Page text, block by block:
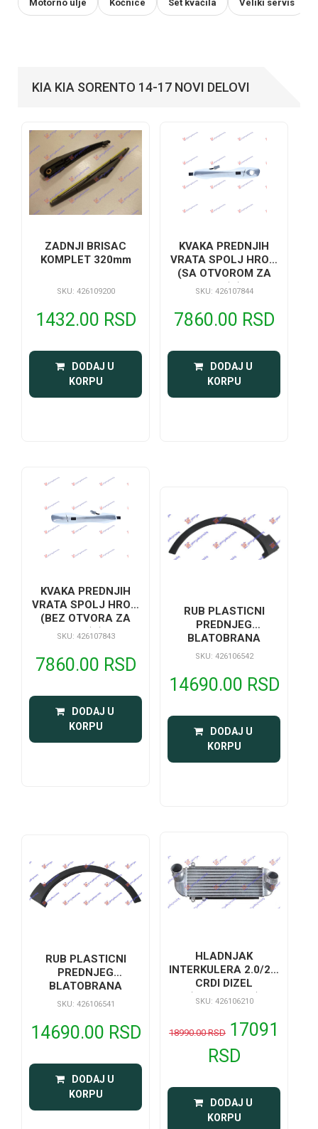
Motorno ulje Kočnice Set kvačila Veliki servis
KIA KIA SORENTO 14-17 NOVI DELOVI
ZADNJI BRISAC
KOMPLET 320mm
SKU: 426109200
1432.00 RSD
DODAJ U
KORPU
KVAKA PREDNJIH
VRATA SPOLJ HROM
(SA OTVOROM ZA
KLJUC) (SA
SKU: 426107844
7860.00 RSD
DODAJ U
KORPU
KVAKA PREDNJIH
VRATA SPOLJ HROM
(BEZ OTVORA ZA
KLJUC) (SA
SKU: 426107843
7860.00 RSD
DODAJ U
KORPU
RUB PLASTICNI
PREDNJEG
BLATOBRANA
SKU: 426106542
14690.00 RSD
DODAJ U
KORPU
RUB PLASTICNI
PREDNJEG
BLATOBRANA
SKU: 426106541
14690.00 RSD
DODAJ U
KORPU
HLADNJAK
INTERKULERA 2.0/2.2
CRDI DIZEL
(410x148x90)
SKU: 426106210
18990.00 RSD 17091
RSD
DODAJ U
KORPU